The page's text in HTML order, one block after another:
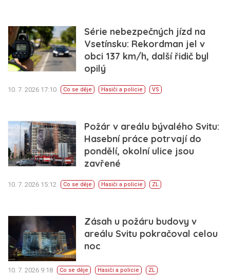
Série nebezpečných jízd na
Vsetínsku: Rekordman jel v
obci 137 km/h, další řidič byl
opilý
10. 7. 2026 17:10 Co se děje Hasiči a policie VS
Požár v areálu bývalého Svitu:
Hasební práce potrvají do
pondělí, okolní ulice jsou
zavřené
10. 7. 2026 15:12 Co se děje Hasiči a policie ZL
Zásah u požáru budovy v
areálu Svitu pokračoval celou
noc
10. 7. 2026 9:18 Co se děje Hasiči a policie ZL